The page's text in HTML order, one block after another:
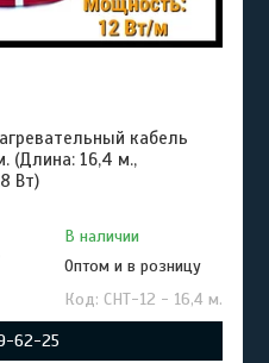
кабель
(Длина: 16,4 м.,
Вт)
В наличии
Оптом и в розницу
СНТ-12 - 16,4 м.
62-25